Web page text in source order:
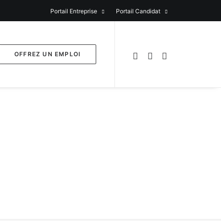
Portail Entreprise Portail Candidat
OFFREZ UN EMPLOI